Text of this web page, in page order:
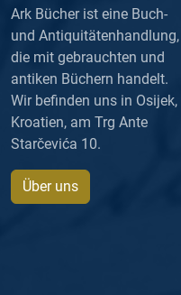
Ark Bücher ist eine Buch-
und Antiquitätenhandlung,
die mit gebrauchten und
antiken Büchern handelt.
Wir befinden uns in Osijek,
Kroatien, am Trg Ante
Starčevića 10.
Über uns